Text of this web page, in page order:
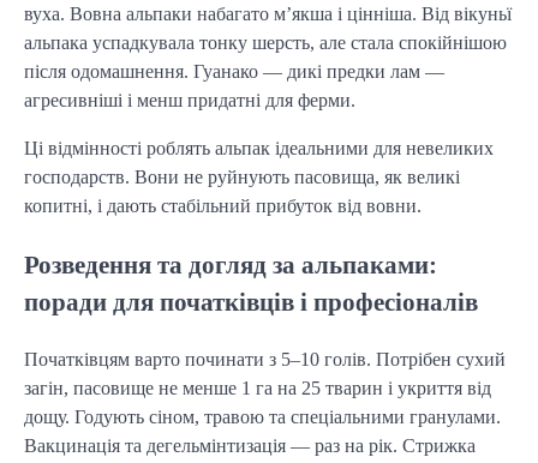
вуха. Вовна альпаки набагато м’якша і цінніша. Від вікуньї
альпака успадкувала тонку шерсть, але стала спокійнішою
після одомашнення. Гуанако — дикі предки лам —
агресивніші і менш придатні для ферми.
Ці відмінності роблять альпак ідеальними для невеликих
господарств. Вони не руйнують пасовища, як великі
копитні, і дають стабільний прибуток від вовни.
Розведення та догляд за альпаками:
поради для початківців і професіоналів
Початківцям варто починати з 5–10 голів. Потрібен сухий
загін, пасовище не менше 1 га на 25 тварин і укриття від
дощу. Годують сіном, травою та спеціальними гранулами.
Вакцинація та дегельмінтизація — раз на рік. Стрижка